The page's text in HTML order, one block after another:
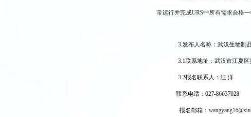
常运行并完成URS中所有需求合格
3.发布人名称：武汉生物制
3.1联系地址：武汉市江夏
3.2报名联系人：汪 洋
联系电话：027-86637028
报名邮箱：